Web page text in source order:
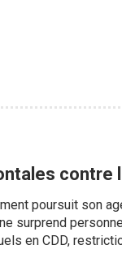
poursuit son
surprend
en CDD,